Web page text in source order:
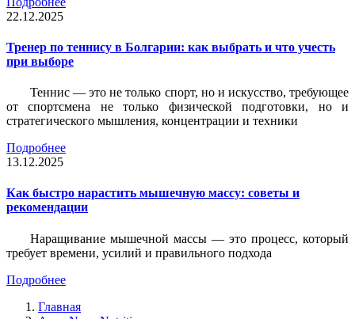
22.12.2025
Тренер по теннису в Болгарии: как выбрать и что учесть
при выборе
Теннис — это не только спорт, но и искусство, требующее
от спортсмена не только физической подготовки, но и
стратегического мышления, концентрации и техники
Подробнее
13.12.2025
Как быстро нарастить мышечную массу: советы и
рекомендации
Наращивание мышечной массы — это процесс, который
требует времени, усилий и правильного подхода
Подробнее
Главная